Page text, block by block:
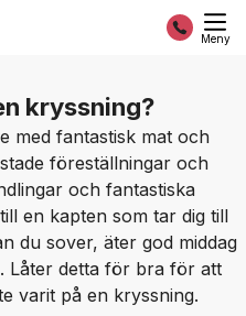
Meny
kryssning?
med fantastisk mat och
föreställningar och
och fantastiska
en kapten som tar dig till
du sover, äter god middag
Låter detta för bra för att
varit på en kryssning.